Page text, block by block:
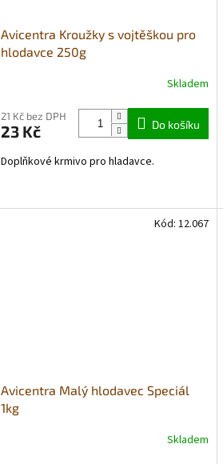
Avicentra Kroužky s vojtěškou pro
hlodavce 250g
Skladem
21 Kč bez DPH
23 Kč Do košíku
Doplňkové krmivo pro hladavce.
Avicentra Malý hlodavec Speciál
1kg
Skladem
Kód: 12.067